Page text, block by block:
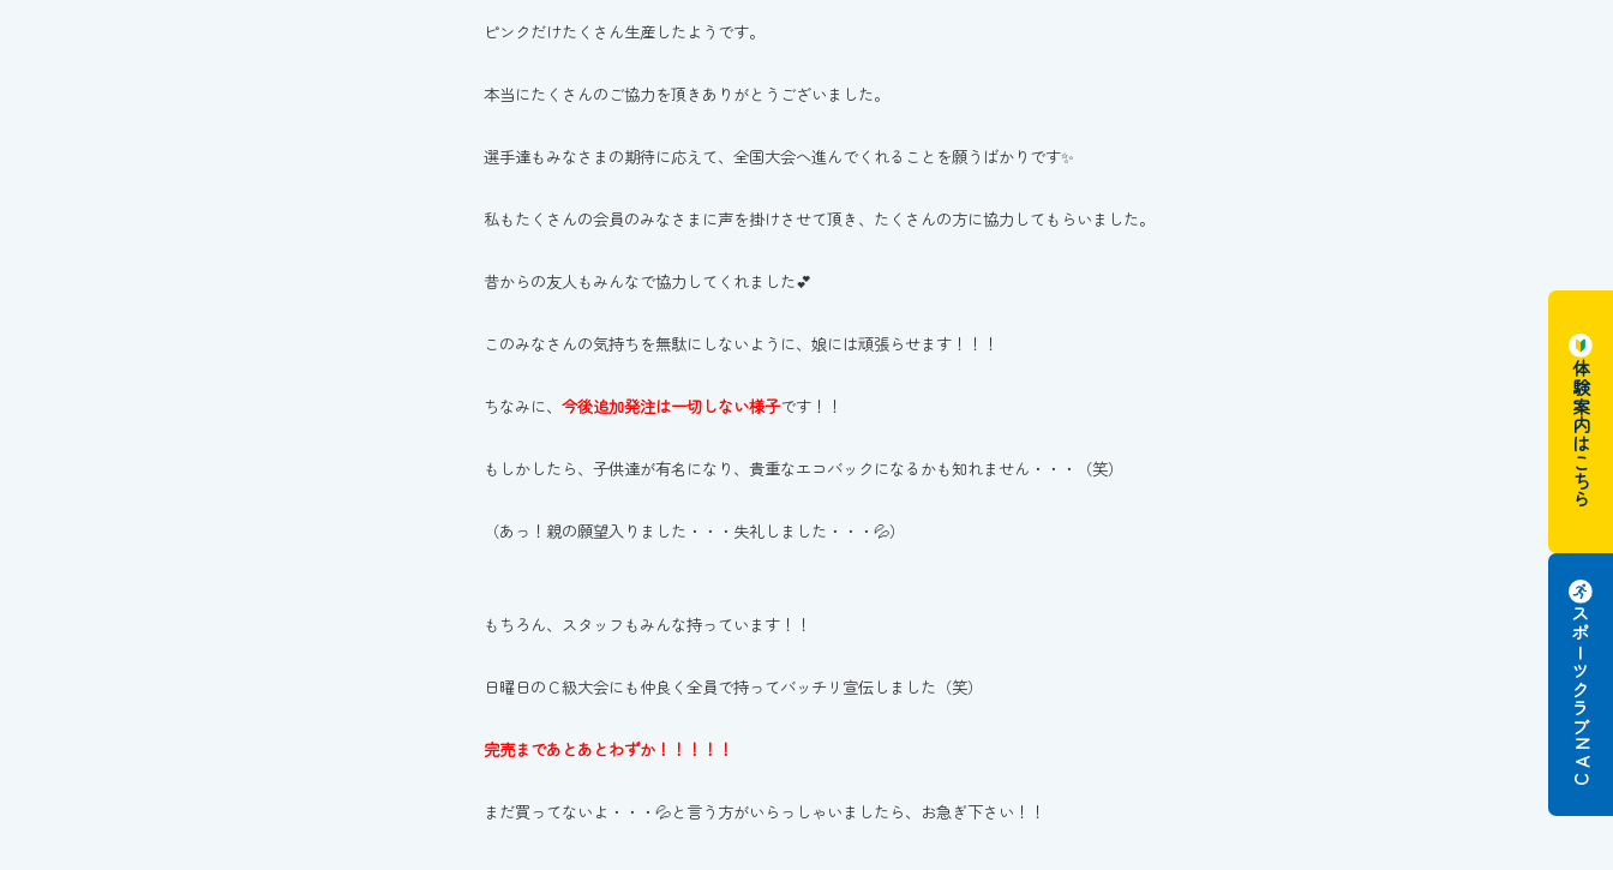
ピンクだけたくさん生産したようです。
本当にたくさんのご協力を頂きありがとうございました。
選手達もみなさまの期待に応えて、全国大会へ進んでくれることを願うばかりです✨
私もたくさんの会員のみなさまに声を掛けさせて頂き、たくさんの方に協力してもらいました。
昔からの友人もみんなで協力してくれました💕
このみなさんの気持ちを無駄にしないように、娘には頑張らせます！！！
ちなみに、今後追加発注は一切しない様子です！！
もしかしたら、子供達が有名になり、貴重なエコバックになるかも知れません・・・（笑）
（あっ！親の願望入りました・・・失礼しました・・・💦）
もちろん、スタッフもみんな持っています！！
日曜日のＣ級大会にも仲良く全員で持ってバッチリ宣伝しました（笑）
完売まであとあとわずか！！！！！
まだ買ってないよ・・・💦と言う方がいらっしゃいましたら、お急ぎ下さい！！
体験案内はこちら
スポーツクラブ
N
A
C